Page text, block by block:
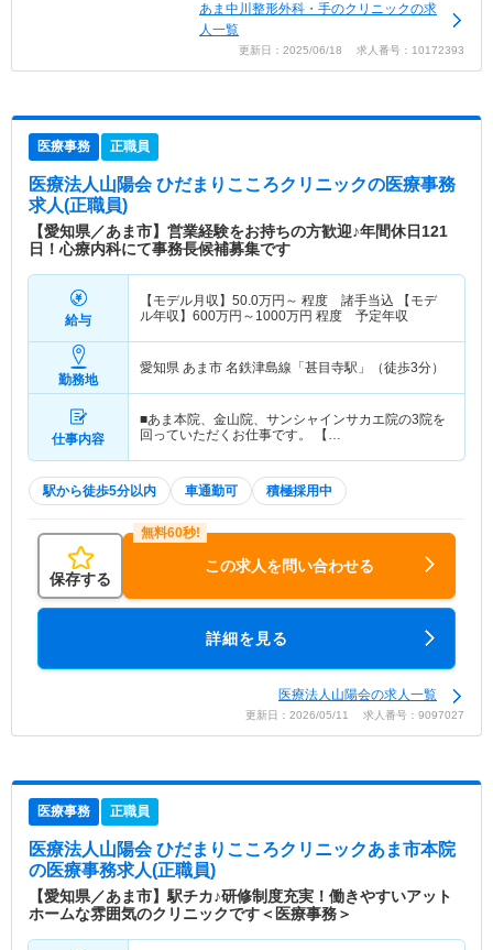
あま中川整形外科・手のクリニックの求
人一覧
更新日：2025/06/18 求人番号：10172393
医療事務 正職員
医療法人山陽会 ひだまりこころクリニックの医療事務
求人(正職員)
【愛知県／あま市】営業経験をお持ちの方歓迎♪年間休日121
日！心療内科にて事務長候補募集です
給与
【モデル月収】 50.0万円～ 程度 諸手当込 【モデ
ル年収】 600万円～ 1000万円 程度 予定年収
勤務地
愛知県 あま市 名鉄津島線「甚目寺駅」（徒歩3分）
仕事内容
■あま本院、金山院、サンシャインサカエ院の3院を
回っていただくお仕事です。 【…
駅から徒歩5分以内 車通勤可 積極採用中
保存する
この求人を問い合わせる
詳細を見る
医療法人山陽会の求人一覧
更新日：2026/05/11 求人番号：9097027
医療事務 正職員
医療法人山陽会 ひだまりこころクリニックあま市本院
の医療事務求人(正職員)
【愛知県／あま市】駅チカ♪研修制度充実！働きやすいアット
ホームな雰囲気のクリニックです＜医療事務＞